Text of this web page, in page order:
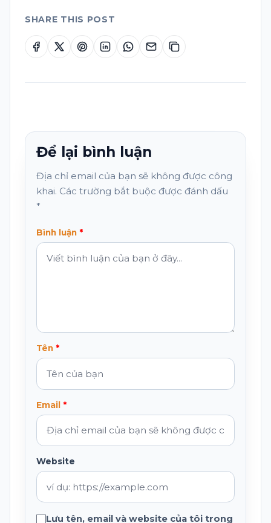
SHARE THIS POST
Để lại bình luận
Địa chỉ email của bạn sẽ không được công
khai. Các trường bắt buộc được đánh dấu
*
Bình luận
Tên
Email
Website
Lưu tên, email và website của tôi trong